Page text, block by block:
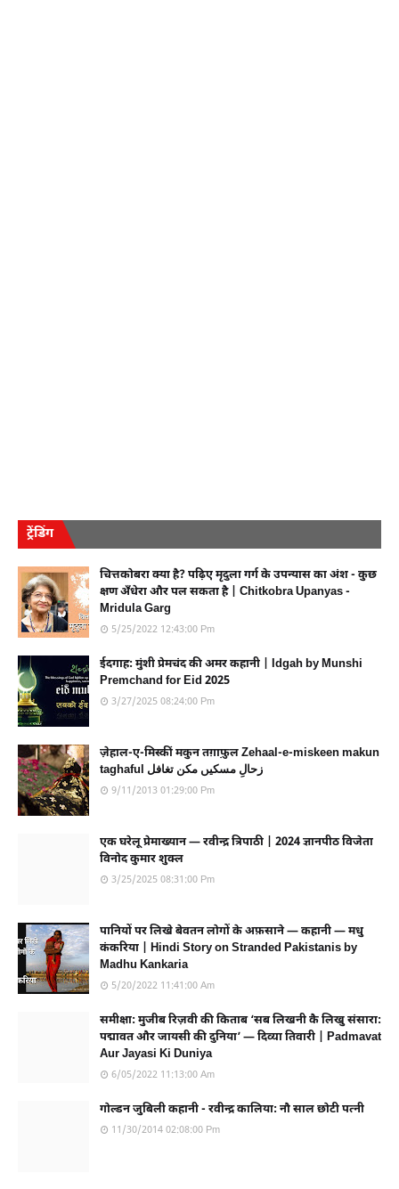
ट्रेंडिंग
चित्तकोबरा क्या है? पढ़िए मृदुला गर्ग के उपन्यास का अंश - कुछ
क्षण अँधेरा और पल सकता है | Chitkobra Upanyas -
Mridula Garg
5/25/2022 12:43:00 Pm
ईदगाह: मुंशी प्रेमचंद की अमर कहानी | Idgah by Munshi
Premchand for Eid 2025
3/27/2025 08:24:00 Pm
ज़ेहाल-ए-मिस्कीं मकुन तग़ाफ़ुल Zehaal-e-miskeen makun
taghaful زحالِ مسکیں مکن تغافل
9/11/2013 01:29:00 Pm
एक घरेलू प्रेमाख्यान — रवीन्द्र त्रिपाठी | 2024 ज्ञानपीठ विजेता
विनोद कुमार शुक्ल
3/25/2025 08:31:00 Pm
पानियों पर लिखे बेवतन लोगों के अफ़साने — कहानी — मधु
कंकरिया | Hindi Story on Stranded Pakistanis by
Madhu Kankaria
5/20/2022 11:41:00 Am
समीक्षा: मुजीब रिज़वी की किताब ‘सब लिखनी कै लिखु संसारा:
पद्मावत और जायसी की दुनिया’ — दिव्या तिवारी | Padmavat
Aur Jayasi Ki Duniya
6/05/2022 11:13:00 Am
गोल्डन जुबिली कहानी - रवीन्द्र कालिया: नौ साल छोटी पत्नी
11/30/2014 02:08:00 Pm